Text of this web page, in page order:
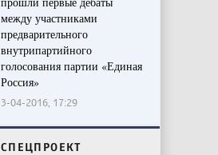
между участниками
предварительного
внутрипартийного
голосования партии «Единая
Россия»
3-04-2016, 17:29
CПЕЦПРОЕКТ